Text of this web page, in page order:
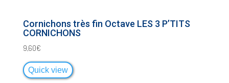
Cornichons très fin Octave LES 3 P’TITS
CORNICHONS
9,60€
Quick view